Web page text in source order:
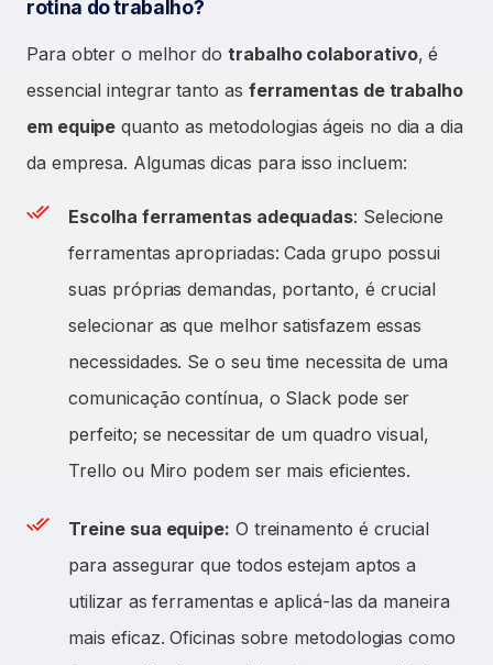
rotina do trabalho?
Para obter o melhor dotrabalho colaborativo, é
essencial integrar tanto as ferramentas de trabalho
em equipe quanto as metodologias ágeis no dia a dia
da empresa. Algumas dicas para isso incluem:
Escolha ferramentas adequadas: Selecione
ferramentas apropriadas: Cada grupo possui
suas próprias demandas, portanto, é crucial
selecionar as que melhor satisfazem essas
necessidades. Se o seu time necessita de uma
comunicação contínua, o Slack pode ser
perfeito; se necessitar de um quadro visual,
Trello ou Miro podem ser mais eficientes.
Treine sua equipe: O treinamento é crucial
para assegurar que todos estejam aptos a
utilizar as ferramentas e aplicá-las da maneira
mais eficaz. Oficinas sobre metodologias como